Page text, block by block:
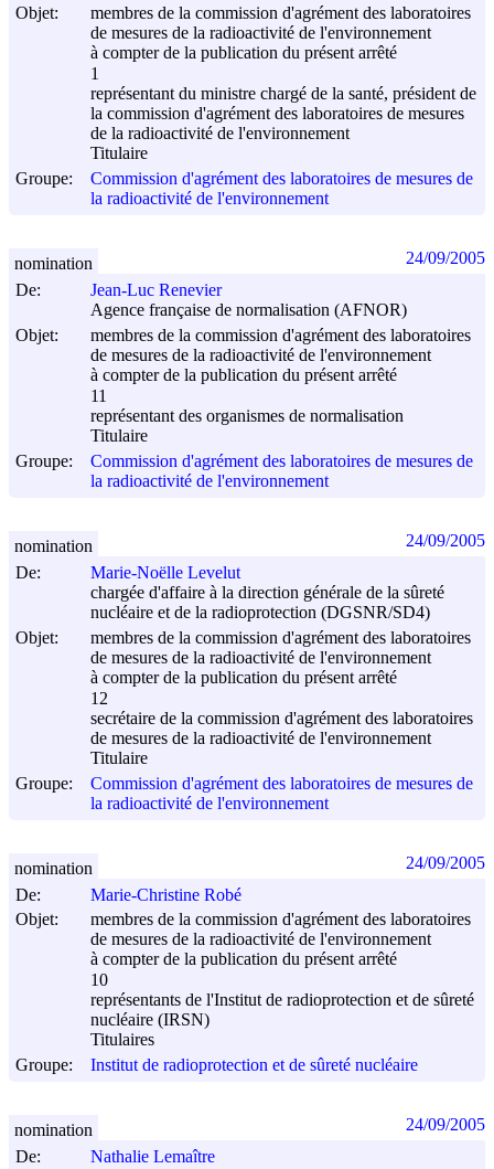
Objet:
membres de la commission d'agrément des laboratoires
de mesures de la radioactivité de l'environnement
à compter de la publication du présent arrêté
1
représentant du ministre chargé de la santé, président de
la commission d'agrément des laboratoires de mesures
de la radioactivité de l'environnement
Titulaire
Groupe:
Commission d'agrément des laboratoires de mesures de
la radioactivité de l'environnement
De:
Jean-Luc Renevier
Agence française de normalisation (AFNOR)
Objet:
membres de la commission d'agrément des laboratoires
de mesures de la radioactivité de l'environnement
à compter de la publication du présent arrêté
11
représentant des organismes de normalisation
Titulaire
Groupe:
Commission d'agrément des laboratoires de mesures de
la radioactivité de l'environnement
nomination 24/09/2005
De:
Marie-Noëlle Levelut
chargée d'affaire à la direction générale de la sûreté
nucléaire et de la radioprotection (DGSNR/SD4)
Objet:
membres de la commission d'agrément des laboratoires
de mesures de la radioactivité de l'environnement
à compter de la publication du présent arrêté
12
secrétaire de la commission d'agrément des laboratoires
de mesures de la radioactivité de l'environnement
Titulaire
Groupe:
Commission d'agrément des laboratoires de mesures de
la radioactivité de l'environnement
nomination 24/09/2005
De:
Marie-Christine Robé
Objet:
membres de la commission d'agrément des laboratoires
de mesures de la radioactivité de l'environnement
à compter de la publication du présent arrêté
10
représentants de l'Institut de radioprotection et de sûreté
nucléaire (IRSN)
Titulaires
Groupe:
Institut de radioprotection et de sûreté nucléaire
nomination 24/09/2005
De:
Nathalie Lemaître
nomination 24/09/2005